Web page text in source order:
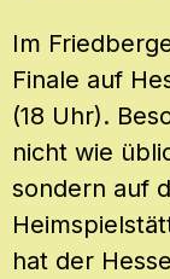
Im
Finale auf
(18 Uhr).
nicht wie
sondern auf
hat der